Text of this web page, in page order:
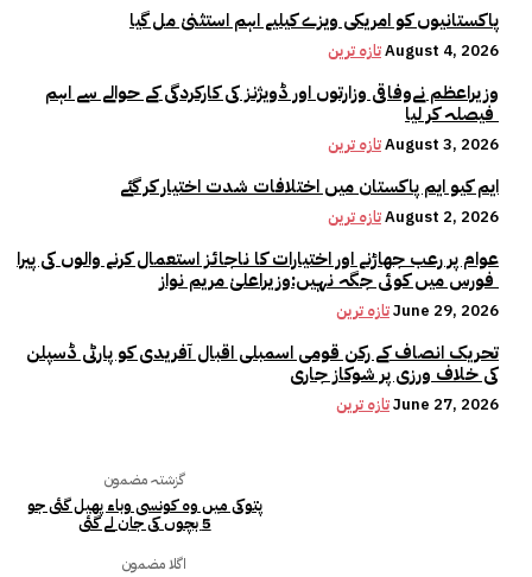
پاکستانیوں کو امریکی ویزے کیلیے اہم استثنیٰ مل گیا
تازہ ترینAugust 4, 2026
وزیراعظم نےوفاقی وزارتوں اور ڈویژنز کی کارکردگی کے حوالے سے اہم
تازہ ترینAugust 3, 2026
ایم کیو ایم پاکستان میں اختلافات شدت اختیار کر گئے
تازہ ترینAugust 2, 2026
عوام پر رعب جھاڑنے اور اختیارات کا ناجائز استعمال کرنے والوں کی پیرا
تازہ ترینJune 29, 2026
تحریک انصاف کے رکن قومی اسمبلی اقبال آفریدی کو پارٹی ڈسپلن
کی خلاف ورزی پر شوکاز جاری
تازہ ترینJune 27, 2026
گزشتہ مضمون
پتوکی میں وہ کونسی وباء پھیل گئی جو
5 بچوں کی جان لے گئی
اگلا مضمون